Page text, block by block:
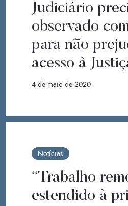
Judiciário
observado
para não
acesso à
4 de maio de 2020
Notícias
“Trabalho
estendido à